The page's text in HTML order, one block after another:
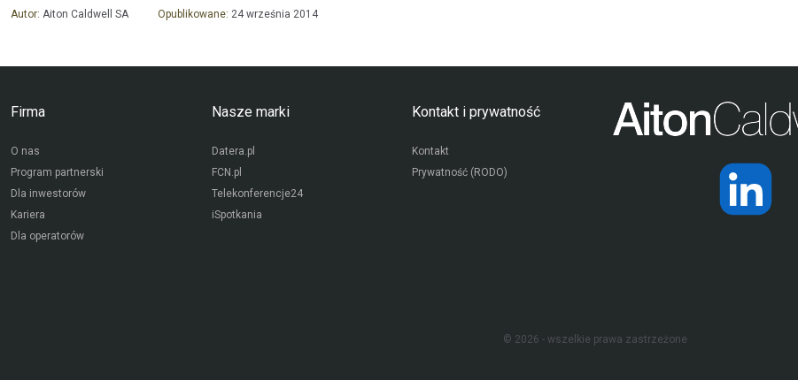
Autor: Aiton Caldwell SA Opublikowane: 24 września 2014
Firma
O nas
Program partnerski
Dla inwestorów
Kariera
Dla operatorów
Nasze marki
Datera.pl
FCN.pl
Telekonferencje24
iSpotkania
Kontakt i prywatność
Kontakt
Prywatność (RODO)
© 2026 - wszelkie prawa zastrzeżone